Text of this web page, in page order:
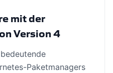
mit der
Version 4
Paketmanagers